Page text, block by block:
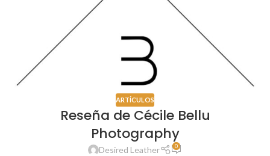
ARTÍCULOS
Reseña de Cécile Bellu
Photography
Desired Leather 0